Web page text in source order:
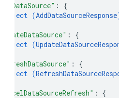
"addDataSource" : {
object (AddDataSourceResponse
"updateDataSource" : {
object (
"refreshDataSource" : {
object (
"cancelDataSourceRefresh" : {